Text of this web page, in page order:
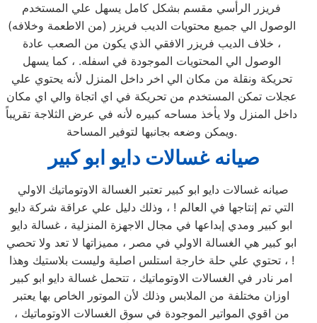
فريزر الرأسي مقسم بشكل كامل يسهل علي المستخدم
الوصول الي جميع محتويات الديب فريزر (من الاطعمة وخلافه)
، خلاف الديب فريزر الافقي الذي يكون من الصعب عادة
الوصول الي المحتويات الموجودة في اسفله. ، كما يسهل
تحريكة ونقلة من مكان الي اخر داخل المنزل لأنه يحتوي علي
عجلات تمكن المستخدم من تحريكة في اي اتجاة والي اي مكان
داخل المنزل ولا يأخذ مساحه كبيره لأنه في عرض الثلاجة تقريباً
ويمكن وضعه بجانبها لتوفير المساحة.
صيانه غسالات دايو ابو كبير
التي تم إنتاجها في العالم ! ، وذلك دليل علي عراقة شركة دايو
ابو كبير ومدي إبداعها في مجال الاجهزة المنزلية ، غسالة دايو
ابو كبير هي الغسالة الاولي في مصر ، مميزاتها لا تعد ولا تحصي
! ، تحتوي علي حلة خارجة استلس اصلية وليست بلاستيك وهذا
امر نادر في الغسالات الاوتوماتيك ، تتحمل غسالة دايو ابو كبير
اوزان مختلفة من الملابس وذلك لأن الموتور الخاص بها يعتبر
من اقوي المواتير الموجودة في سوق الغسالات الاوتوماتيك ،